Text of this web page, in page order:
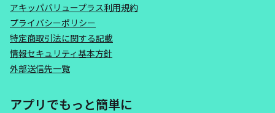
アキッパバリュープラス利用規約
プライバシーポリシー
特定商取引法に関する記載
情報セキュリティ基本方針
外部送信先一覧
アプリでもっと簡単に